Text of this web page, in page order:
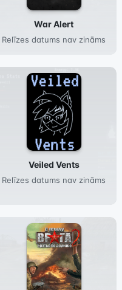
War Alert
Relīzes datums nav zināms
Veiled Vents
Relīzes datums nav zināms